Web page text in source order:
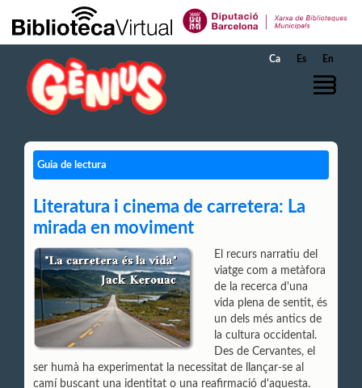
Salta al contingut principal
Ca Es En
Guia de lectura
Literatura i cinema de carretera: La
mirada en moviment
El recurs narratiu del
viatge com a metàfora
de la recerca d'una
vida plena de sentit, és
un dels més antics de
la cultura occidental.
Des de Cervantes, el
ser humà ha experimentat la necessitat de llançar-se al
camí buscant una identitat o una reafirmació d'aquesta.